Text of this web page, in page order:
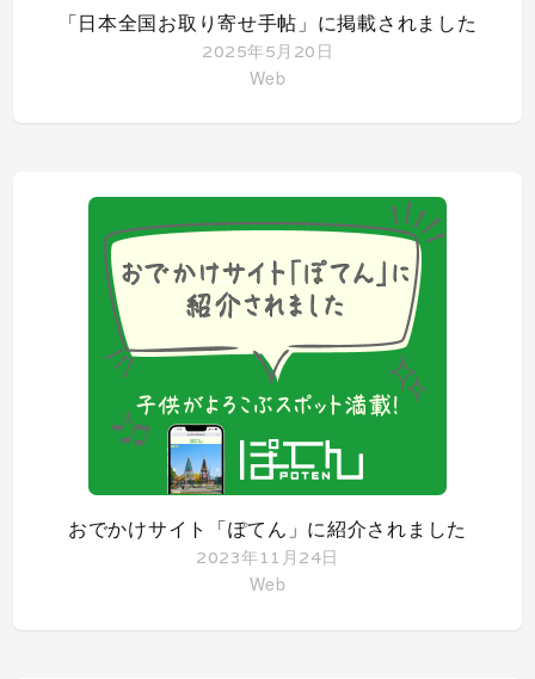
「日本全国お取り寄せ手帖」に掲載されました
2025年5月20日
Web
おでかけサイト「ぽてん」に紹介されました
2023年11月24日
Web